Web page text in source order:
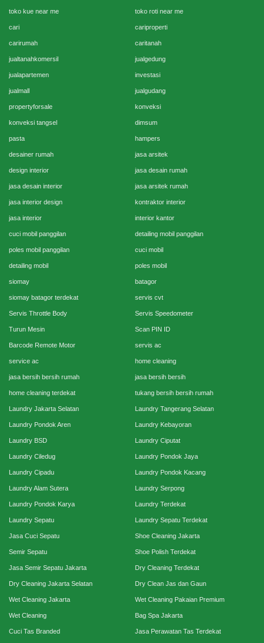
toko kue near me toko roti near me
cari cariproperti
carirumah caritanah
jualtanahkomersil jualgedung
jualapartemen investasi
jualmall jualgudang
propertyforsale konveksi
konveksi tangsel dimsum
pasta hampers
desainer rumah jasa arsitek
design interior jasa desain rumah
jasa desain interior jasa arsitek rumah
jasa interior design kontraktor interior
jasa interior interior kantor
cuci mobil panggilan detailing mobil panggilan
poles mobil panggilan cuci mobil
detailing mobil poles mobil
siomay batagor
siomay batagor terdekat servis cvt
Servis Throttle Body Servis Speedometer
Turun Mesin Scan PIN ID
Barcode Remote Motor servis ac
service ac home cleaning
jasa bersih bersih rumah jasa bersih bersih
home cleaning terdekat tukang bersih bersih rumah
Laundry Jakarta Selatan Laundry Tangerang Selatan
Laundry Pondok Aren Laundry Kebayoran
Laundry BSD Laundry Ciputat
Laundry Ciledug Laundry Pondok Jaya
Laundry Cipadu Laundry Pondok Kacang
Laundry Alam Sutera Laundry Serpong
Laundry Pondok Karya Laundry Terdekat
Laundry Sepatu Laundry Sepatu Terdekat
Jasa Cuci Sepatu Shoe Cleaning Jakarta
Semir Sepatu Shoe Polish Terdekat
Jasa Semir Sepatu Jakarta Dry Cleaning Terdekat
Dry Cleaning Jakarta Selatan Dry Clean Jas dan Gaun
Wet Cleaning Jakarta Wet Cleaning Pakaian Premium
Wet Cleaning Bag Spa Jakarta
Cuci Tas Branded Jasa Perawatan Tas Terdekat